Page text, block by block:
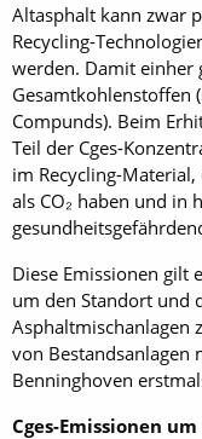
Altasphalt kann zwar
Recycling-
werden. Damit einher
Gesamtkohlenstoffen
Compunds). Beim
Teil der Cges-
im Recycling-
als CO₂ haben und in
Diese Emissionen gilt
um den Standort und
Asphaltmischanlagen
von Bestandsanlagen
Benninghoven
Cges-Emissionen